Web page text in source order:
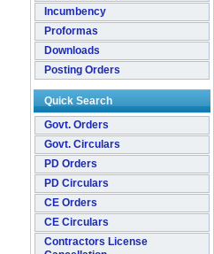
Incumbency
Proformas
Downloads
Posting Orders
Quick Search
Govt. Orders
Govt. Circulars
PD Orders
PD Circulars
CE Orders
CE Circulars
Contractors License